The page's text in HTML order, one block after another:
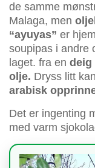
de samme
Malaga, men
“ayuyas” er
soupipas i andre
laget. fra en deig
olje. Dryss litt
arabisk
Det er ingenting
med varm